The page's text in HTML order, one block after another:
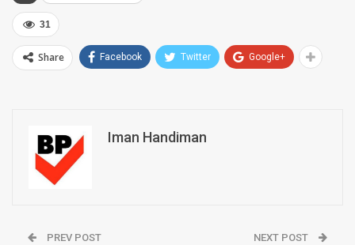
31
Share Facebook Twitter Google+
Iman Handiman
PREV POST NEXT POST